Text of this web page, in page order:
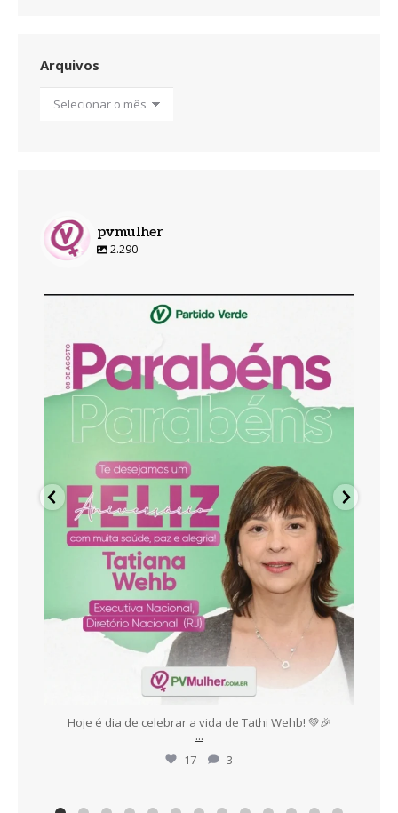
Arquivos
pvmulher
2.290
pvmulher
Ago 8
Hoje é dia de celebrar a vida de Tathi Wehb! 💚🎉
...
17
3